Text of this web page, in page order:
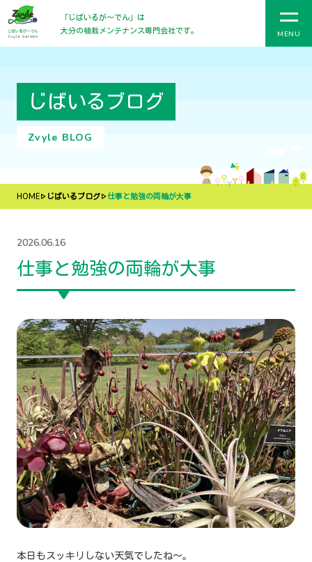
「じばいるが〜でん」は
大分の植栽メンテナンス専門会社です。
じばいるブログ
Zvyle BLOG
HOME じばいるブログ 仕事と勉強の両輪が大事
2026.06.16
仕事と勉強の両輪が大事
本日もスッキリしない天気でしたね〜。
MENU